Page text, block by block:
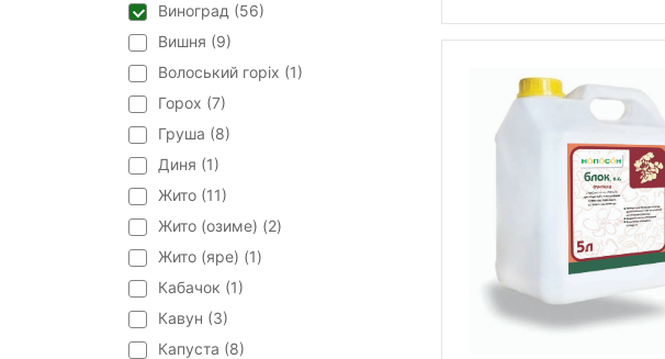
Виноград (56)
Вишня (9)
Волоський горіх (1)
Горох (7)
Груша (8)
Диня (1)
Жито (11)
Жито (озиме) (2)
Жито (яре) (1)
Кабачок (1)
Кавун (3)
Капуста (8)